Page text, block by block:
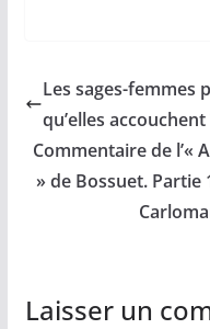
Les sages-femmes
qu’elles
Commentaire de l’«
» de Bossuet. Partie
Laisser un